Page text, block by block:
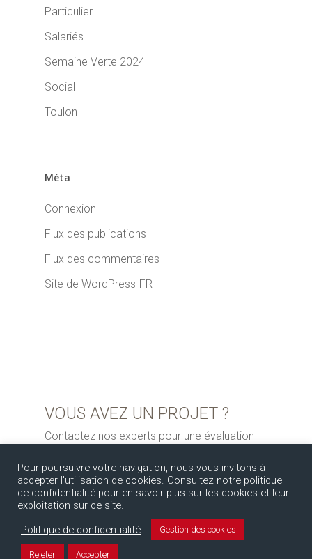
Particulier
Salariés
Semaine Verte 2024
Social
Toulon
Méta
Connexion
Flux des publications
Flux des commentaires
Site de WordPress-FR
VOUS AVEZ UN PROJET ?
Contactez nos experts pour une évaluation
Pour poursuivre votre navigation, nous vous invitons à
accepter l'utilisation de cookies. Consultez notre politique
de confidentialité pour en savoir plus sur les cookies et leur
exploitation sur ce site.
Politique de confidentialité
Gestion des cookies
Rejeter Accepter